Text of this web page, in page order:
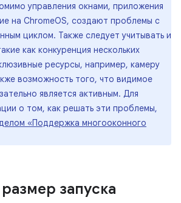
управления окнами, приложения
на ChromeOS, создают проблемы с
циклом. Также следует учитывать и
как конкуренция нескольких
ресурсы, например, камеру
возможность того, что видимое
является активным. Для
о том, как решать эти проблемы,
«Поддержка многооконного
запуска